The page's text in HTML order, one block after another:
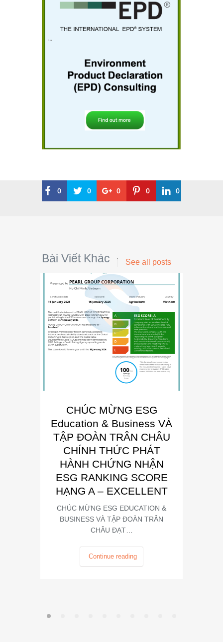
0 0 0 0 0
Bài Viết Khác See all posts
CHÚC MỪNG ESG
Education & Business VÀ
TẬP ĐOÀN TRÂN CHÂU
CHÍNH THỨC PHÁT
HÀNH CHỨNG NHẬN
ESG RANKING SCORE
HẠNG A – EXCELLENT
CHÚC MỪNG ESG EDUCATION &
BUSINESS VÀ TẬP ĐOÀN TRÂN
CHÂU ĐẠT…
Continue reading